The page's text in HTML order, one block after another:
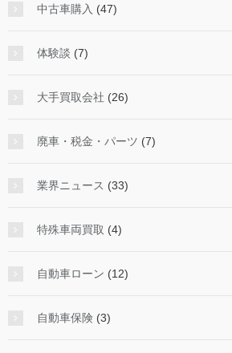
中古車購入 (47)
体験談 (7)
大手買取会社 (26)
廃車・税金・パーツ (7)
業界ニュース (33)
特殊車両買取 (4)
自動車ローン (12)
自動車保険 (3)